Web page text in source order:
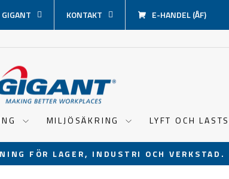
KONTAKT E-HANDEL (ÅF)
MILJÖSÄKRING LYFT OCH
Pausa
FÖR LAGER, INDUSTRI OCH VERKSTAD.